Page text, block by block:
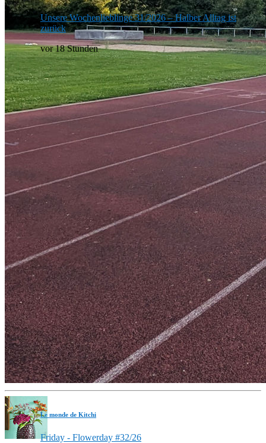
Unsere Wochenlieblinge 31/2026 – Halber Alltag ist
zurück
vor 18 Stunden
Le monde de Kitchi
Friday - Flowerday #32/26